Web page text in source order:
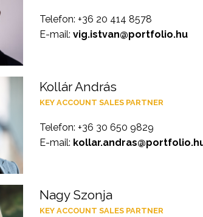
Telefon: +36 20 414 8578
E-mail: vig.istvan@portfolio.hu
Kollár András
KEY ACCOUNT SALES PARTNER
Telefon: +36 30 650 9829
E-mail:
Nagy Szonja
KEY ACCOUNT SALES PARTNER